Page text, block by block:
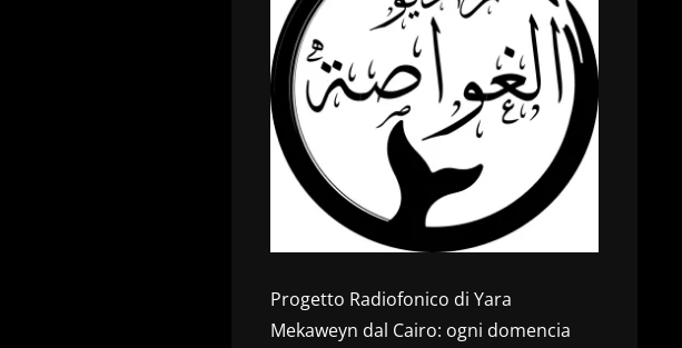
Progetto Radiofonico di Yara
Mekaweyn dal Cairo: ogni domencia